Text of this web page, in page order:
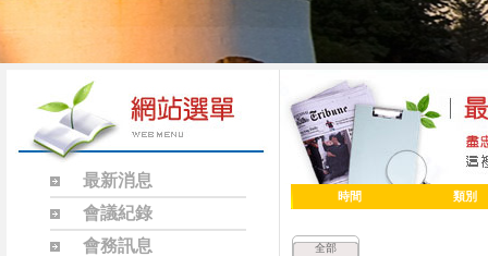
最新消息
會議紀錄
會務訊息
時間 類別
全部